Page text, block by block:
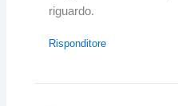
riguardo.
Risponditore